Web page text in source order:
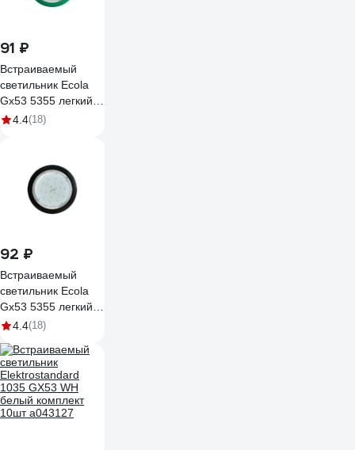
91 ₽
Встраиваемый
светильник Ecola
Gx53 5355 легкий
зеленый 25x106
4.4(18)
92 ₽
Встраиваемый
светильник Ecola
Gx53 5355 легкий
черный 25x106
4.4(18)